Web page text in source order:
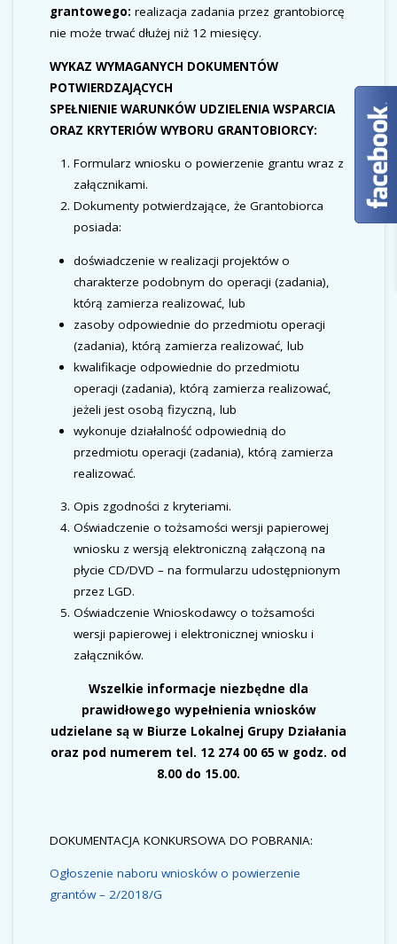
grantowego: realizacja zadania przez grantobiorcę
nie może trwać dłużej niż 12 miesięcy.
WYKAZ WYMAGANYCH DOKUMENTÓW
POTWIERDZAJĄCYCH
SPEŁNIENIE WARUNKÓW UDZIELENIA WSPARCIA
ORAZ KRYTERIÓW WYBORU GRANTOBIORCY:
Formularz wniosku o powierzenie grantu wraz z
załącznikami.
Dokumenty potwierdzające, że Grantobiorca
posiada:
doświadczenie w realizacji projektów o
charakterze podobnym do operacji (zadania),
którą zamierza realizować, lub
zasoby odpowiednie do przedmiotu operacji
(zadania), którą zamierza realizować, lub
kwalifikacje odpowiednie do przedmiotu
operacji (zadania), którą zamierza realizować,
jeżeli jest osobą fizyczną, lub
wykonuje działalność odpowiednią do
przedmiotu operacji (zadania), którą zamierza
realizować.
Opis zgodności z kryteriami.
Oświadczenie o tożsamości wersji papierowej
wniosku z wersją elektroniczną załączoną na
płycie CD/DVD – na formularzu udostępnionym
przez LGD.
Oświadczenie Wnioskodawcy o tożsamości
wersji papierowej i elektronicznej wniosku i
załączników.
Wszelkie informacje niezbędne dla
prawidłowego wypełnienia wniosków
udzielane są w Biurze Lokalnej Grupy Działania
oraz pod numerem tel. 12 274 00 65 w godz. od
8.00 do 15.00.
DOKUMENTACJA KONKURSOWA DO POBRANIA:
Ogłoszenie naboru wniosków o powierzenie
grantów – 2/2018/G